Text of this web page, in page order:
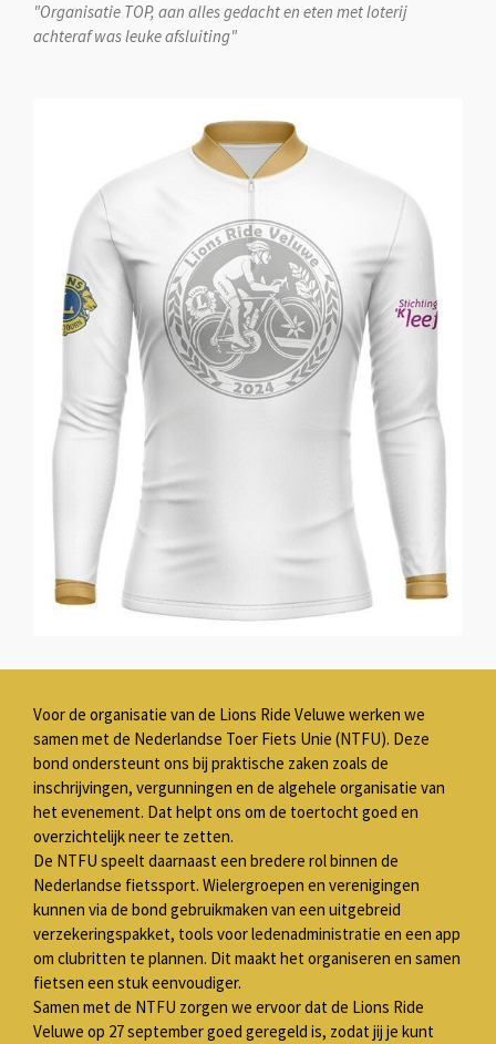
"Organisatie TOP, aan alles gedacht en eten met loterij
achteraf was leuke afsluiting"
Voor de organisatie van de Lions Ride Veluwe werken we
samen met de Nederlandse Toer Fiets Unie (NTFU). Deze
bond ondersteunt ons bij praktische zaken zoals de
inschrijvingen, vergunningen en de algehele organisatie van
het evenement. Dat helpt ons om de toertocht goed en
overzichtelijk neer te zetten.
De NTFU speelt daarnaast een bredere rol binnen de
Nederlandse fietssport. Wielergroepen en verenigingen
kunnen via de bond gebruikmaken van een uitgebreid
verzekeringspakket, tools voor ledenadministratie en een app
om clubritten te plannen. Dit maakt het organiseren en samen
fietsen een stuk eenvoudiger.
Samen met de NTFU zorgen we ervoor dat de Lions Ride
Veluwe op 27 september goed geregeld is, zodat jij je kunt